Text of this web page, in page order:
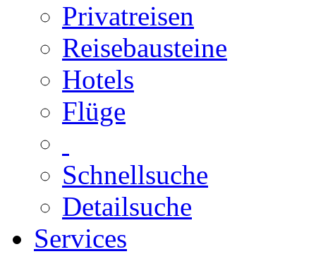
Privatreisen
Reisebausteine
Hotels
Flüge
Schnellsuche
Detailsuche
Services